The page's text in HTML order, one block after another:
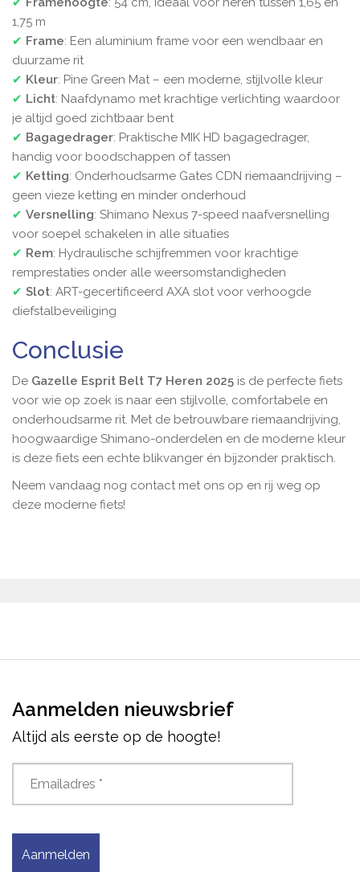
1,75 m
✔ Frame: Een aluminium frame voor een wendbaar en
duurzame rit
✔ Kleur: Pine Green Mat – een moderne, stijlvolle kleur
✔ Licht: Naafdynamo met krachtige verlichting waardoor
je altijd goed zichtbaar bent
✔ Bagagedrager: Praktische MIK HD bagagedrager,
handig voor boodschappen of tassen
✔ Ketting: Onderhoudsarme Gates CDN riemaandrijving –
geen vieze ketting en minder onderhoud
✔ Versnelling: Shimano Nexus 7-speed naafversnelling
voor soepel schakelen in alle situaties
✔ Rem: Hydraulische schijfremmen voor krachtige
remprestaties onder alle weersomstandigheden
✔ Slot: ART-gecertificeerd AXA slot voor verhoogde
diefstalbeveiliging
Conclusie
De Gazelle Esprit Belt T7 Heren 2025 is de perfecte fiets
voor wie op zoek is naar een stijlvolle, comfortabele en
onderhoudsarme rit. Met de betrouwbare riemaandrijving,
hoogwaardige Shimano-onderdelen en de moderne kleur
is deze fiets een echte blikvanger én bijzonder praktisch.
Neem vandaag nog contact met ons op en rij weg op
deze moderne fiets!
Aanmelden nieuwsbrief
Altijd als eerste op de hoogte!
Aanmelden